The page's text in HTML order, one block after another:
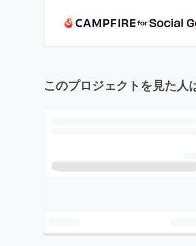
このプロジェクトを見た人